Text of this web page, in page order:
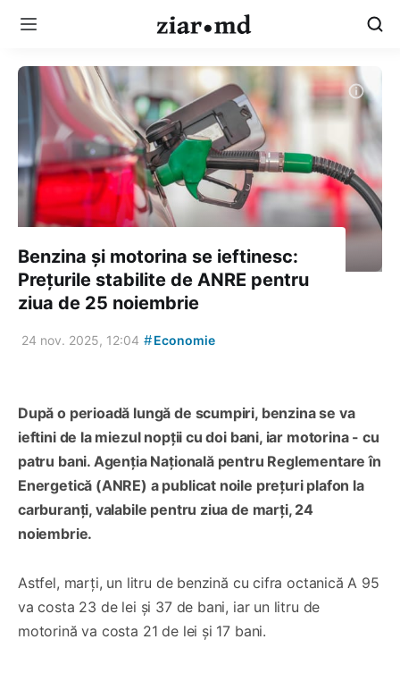
Benzina și motorina se ieftinesc:
Prețurile stabilite de ANRE pentru
ziua de 25 noiembrie
24 nov. 2025, 12:04 #Economie
După o perioadă lungă de scumpiri, benzina se va
ieftini de la miezul nopții cu doi bani, iar motorina - cu
patru bani. Agenția Națională pentru Reglementare în
Energetică (ANRE) a publicat noile prețuri plafon la
carburanți, valabile pentru ziua de marți, 24
noiembrie.
Astfel, marți, un litru de benzină cu cifra octanică A 95
va costa 23 de lei și 37 de bani, iar un litru de
motorină va costa 21 de lei și 17 bani.